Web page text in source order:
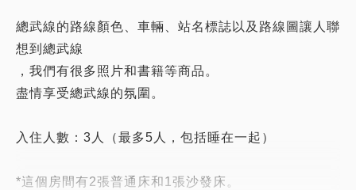
總武線的路線顏色、車輛、站名標誌以及路線圖讓人聯
想到總武線
，我們有很多照片和書籍等商品。
盡情享受總武線的氛圍。
入住人數：3人（最多5人，包括睡在一起）
*這個房間有2張普通床和1張沙發床。